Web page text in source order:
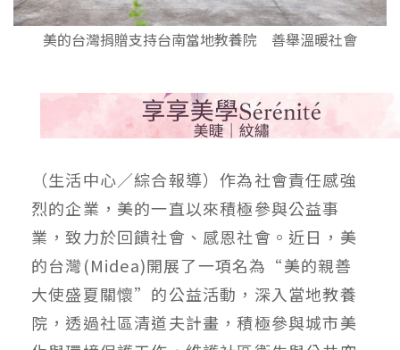
美的台灣捐贈支持台南當地教養院 善舉溫暖社會
（生活中心／綜合報導）作為社會責任感強
烈的企業，美的一直以來積極參與公益事
業，致力於回饋社會、感恩社會。近日，美
的台灣(Midea)開展了一項名為“美的親善
大使盛夏關懷”的公益活動，深入當地教養
院，透過社區清道夫計畫，積極參與城市美